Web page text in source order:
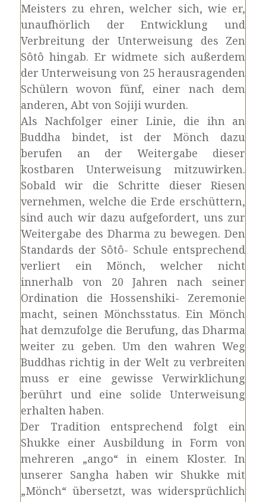
Meisters zu ehren, welcher sich, wie er,
unaufhörlich der Entwicklung und
Verbreitung der Unterweisung des Zen
Sôtô hingab. Er widmete sich außerdem
der Unterweisung von 25 herausragenden
Schülern wovon fünf, einer nach dem
anderen, Abt von Sojiji wurden.
Als Nachfolger einer Linie, die ihn an
Buddha bindet, ist der Mönch dazu
berufen an der Weitergabe dieser
kostbaren Unterweisung mitzuwirken.
Sobald wir die Schritte dieser Riesen
vernehmen, welche die Erde erschüttern,
sind auch wir dazu aufgefordert, uns zur
Weitergabe des Dharma zu bewegen. Den
Standards der Sôtô- Schule entsprechend
verliert ein Mönch, welcher nicht
innerhalb von 20 Jahren nach seiner
Ordination die Hossenshiki- Zeremonie
macht, seinen Mönchsstatus. Ein Mönch
hat demzufolge die Berufung, das Dharma
weiter zu geben. Um den wahren Weg
Buddhas richtig in der Welt zu verbreiten
muss er eine gewisse Verwirklichung
berührt und eine solide Unterweisung
erhalten haben.
Der Tradition entsprechend folgt ein
Shukke einer Ausbildung in Form von
mehreren „ango“ in einem Kloster. In
unserer Sangha haben wir Shukke mit
„Mönch“ übersetzt, was widersprüchlich